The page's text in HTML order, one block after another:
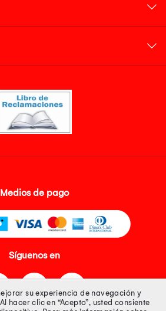
Medios de pago
Síguenos en
su experiencia de navegación y
hacer clic en “Acepto”, usted consiente